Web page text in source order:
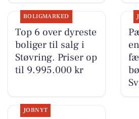
BOLIGMARKED
Top 6 over dyreste
boliger til salg i
Støvring. Priser op
til 9.995.000 kr
JOBNYT